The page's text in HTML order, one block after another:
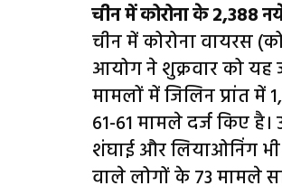
चीन में कोरोना के 2,388
चीन में कोरोना वायरस
आयोग ने शुक्रवार को यह
मामलों में जिलिन प्रांत में
61-61 मामले दर्ज किए है।
शंघाई और लियाओनिंग
वाले लोगों के 73 मामले